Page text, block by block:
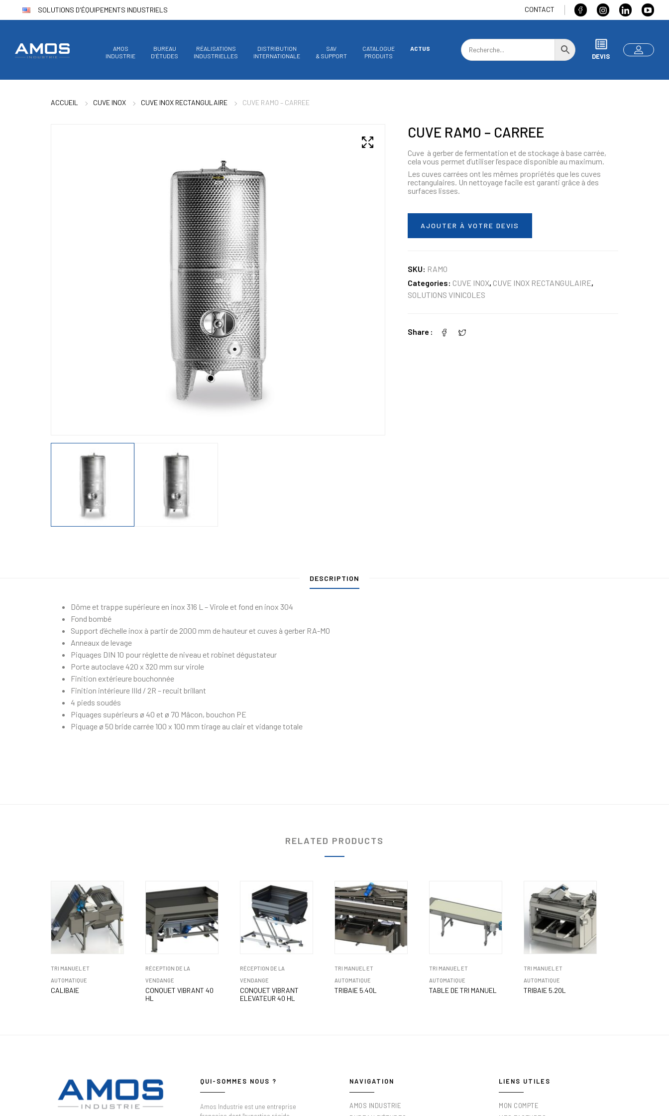
SOLUTIONS D'ÉQUIPEMENTS INDUSTRIELS CONTACT
AMOS
INDUSTRIE
BUREAU
D’ÉTUDES
RÉALISATIONS
INDUSTRIELLES
DISTRIBUTION
INTERNATIONALE
SAV
& SUPPORT
CATALOGUE
PRODUITS
ACTUS
DEVIS
ACCUEIL CUVE INOX CUVE INOX RECTANGULAIRE CUVE RAMO – CARREE
CUVE RAMO – CARREE
Cuve à gerber de fermentation et de stockage à base carrée,
cela vous permet d’utiliser l’espace disponible au maximum.
Les cuves carrées ont les mêmes propriétés que les cuves
rectangulaires. Un nettoyage facile est garanti grâce à des
surfaces lisses.
AJOUTER À VOTRE DEVIS
SKU: RAMO
Categories: CUVE INOX, CUVE INOX RECTANGULAIRE,
SOLUTIONS VINICOLES
Share
DESCRIPTION
Dôme et trappe supérieure en inox 316 L – Virole et fond en inox 304
Fond bombé
Support d’échelle inox à partir de 2000 mm de hauteur et cuves à gerber RA-MO
Anneaux de levage
Piquages DIN 10 pour réglette de niveau et robinet dégustateur
Porte autoclave 420 x 320 mm sur virole
Finition extérieure bouchonnée
Finition intérieure IIId / 2R – recuit brillant
4 pieds soudés
Piquages supérieurs ø 40 et ø 70 Mâcon, bouchon PE
Piquage ø 50 bride carrée 100 x 100 mm tirage au clair et vidange totale
RELATED PRODUCTS
TRI MANUEL ET
AUTOMATIQUE
CALIBAIE
RÉCEPTION DE LA
VENDANGE
CONQUET VIBRANT 40
HL
RÉCEPTION DE LA
VENDANGE
CONQUET VIBRANT
ELEVATEUR 40 HL
TRI MANUEL ET
AUTOMATIQUE
TRIBAIE 5.40L
TRI MANUEL ET
AUTOMATIQUE
TABLE DE TRI MANUEL
TRI MANUEL ET
AUTOMATIQUE
TRIBAIE 5.20L
QUI-SOMMES NOUS ?
Amos Industrie est une entreprise
NAVIGATION
AMOS INDUSTRIE
LIENS UTILES
MON COMPTE